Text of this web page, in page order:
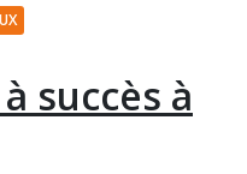
succès à